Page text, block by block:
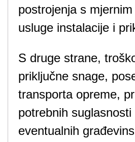
postrojenja s
usluge instalacije i
S druge strane,
priključne snage,
transporta opreme,
potrebnih
eventualnih